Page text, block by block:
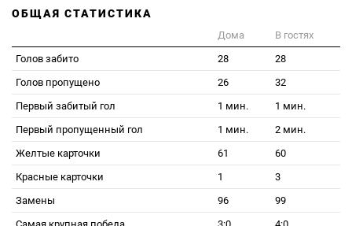
ОБЩАЯ СТАТИСТИКА
Дома
В гостях
Голов забито
28
28
Голов пропущено
26
32
Первый забитый гол
1 мин.
1 мин.
Первый пропущенный гол
1 мин.
2 мин.
Желтые карточки
61
60
Красные карточки
1
3
Замены
96
99